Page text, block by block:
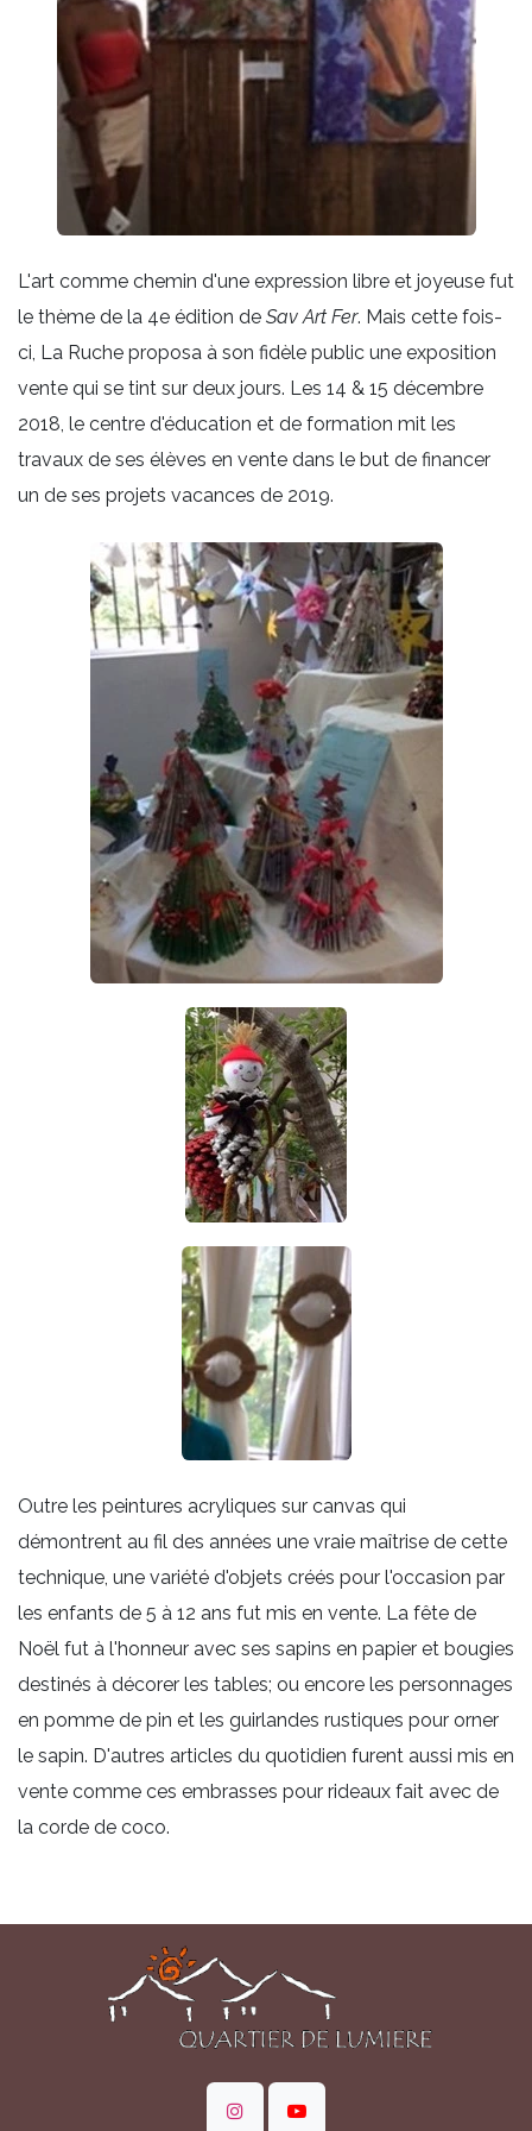
L'art comme chemin d'une expression libre et joyeuse fut
le thème de la 4e édition de Sav Art Fer. Mais cette fois-
ci, La Ruche proposa à son fidèle public une exposition
vente qui se tint sur deux jours. Les 14 & 15 décembre
2018, le centre d'éducation et de formation mit les
travaux de ses élèves en vente dans le but de financer
un de ses projets vacances de 2019.
Outre les peintures acryliques sur canvas qui
démontrent au fil des années une vraie maîtrise de cette
technique, une variété d'objets créés pour l'occasion par
les enfants de 5 à 12 ans fut mis en vente. La fête de
Noël fut à l'honneur avec ses sapins en papier et bougies
destinés à décorer les tables; ou encore les personnages
en pomme de pin et les guirlandes rustiques pour orner
le sapin. D'autres articles du quotidien furent aussi mis en
vente comme ces embrasses pour rideaux fait avec de
la corde de coco.